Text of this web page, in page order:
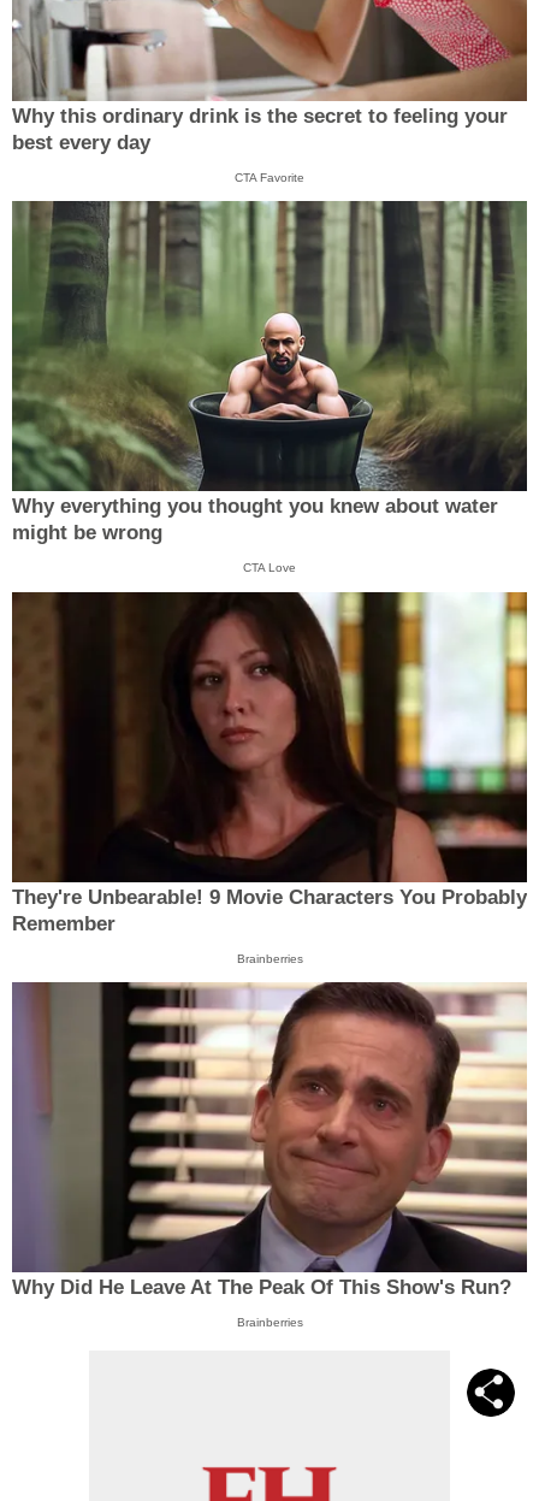
Why this ordinary drink is the secret to feeling your
best every day
CTA Favorite
Why everything you thought you knew about water
might be wrong
CTA Love
They're Unbearable! 9 Movie Characters You Probably
Remember
Brainberries
Why Did He Leave At The Peak Of This Show's Run?
Brainberries